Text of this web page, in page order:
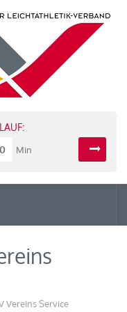
Min
Vereins Service